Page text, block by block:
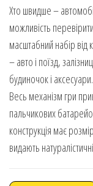
Хто швидше –
можливість
масштабний набір від
– авто і поїзд,
будиночок і
Весь механізм гри
пальчикових
конструкція має
видають